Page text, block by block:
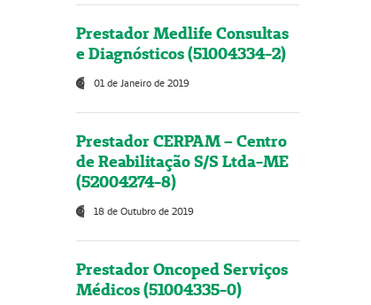
Prestador Medlife Consultas
e Diagnósticos (51004334-2)
01 de Janeiro de 2019
Prestador CERPAM – Centro
de Reabilitação S/S Ltda-ME
(52004274-8)
18 de Outubro de 2019
Prestador Oncoped Serviços
Médicos (51004335-0)